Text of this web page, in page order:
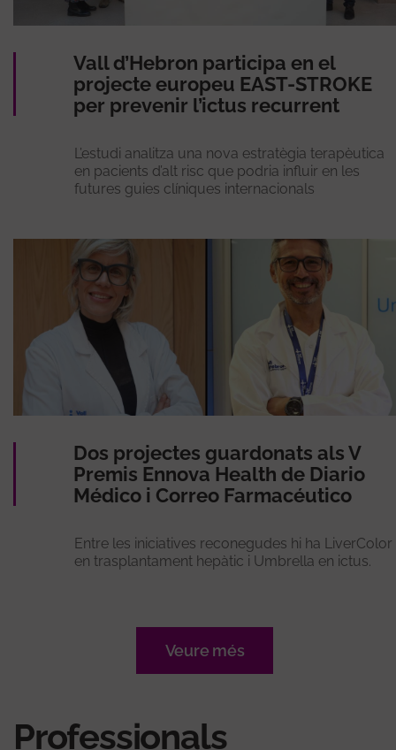
Vall d’Hebron participa en el
projecte europeu EAST-STROKE
per prevenir l’ictus recurrent
L’estudi analitza una nova estratègia terapèutica
en pacients d’alt risc que podria influir en les
futures guies clíniques internacionals
Dos projectes guardonats als V
Premis Ennova Health de Diario
Médico i Correo Farmacéutico
Entre les iniciatives reconegudes hi ha LiverColor
en trasplantament hepàtic i Umbrella en ictus.
Veure més
Professionals